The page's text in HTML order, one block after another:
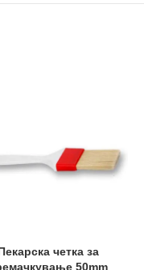
четка за
50mm